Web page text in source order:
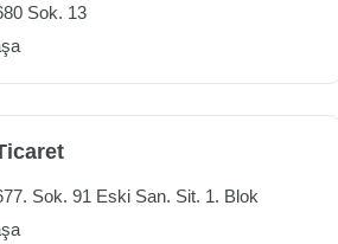
Sok. 13
Sok. 91 Eski San. Sit. 1. Blok